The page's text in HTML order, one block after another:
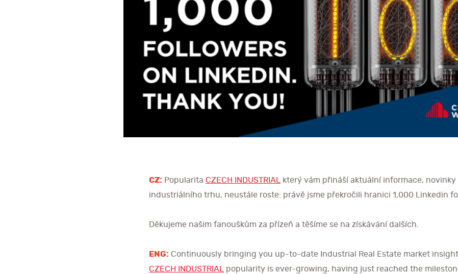
CZ: Popularita CZECH INDUSTRIAL který vám přináší aktuální informace, novinky
industriálního trhu, neustále roste: právě jsme překročili hranici 1,000 Linkedin
Děkujeme našim fanouškům za přízeň a těšíme se na získávání dalších.
ENG: Continuously bringing you up-to-date Industrial Real Estate market
CZECH INDUSTRIAL popularity is ever-growing, having just reached the